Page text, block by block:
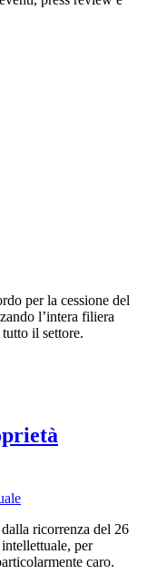
per la cessione del
l’intera filiera
il settore.
ricorrenza del 26
per
caro.